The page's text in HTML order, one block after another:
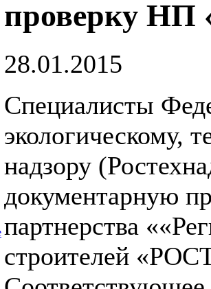
проверку
28.01.2015
Специалисты
экологическому,
надзору
документарную
партнерства
строителей